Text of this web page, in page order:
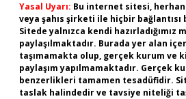
Yasal Uyarı: Bu internet sitesi,
veya şahıs şirketi ile hiçbir
Sitede yalnızca kendi hazırladığımız
paylaşılmaktadır. Burada yer alan
taşımamakta olup, gerçek kurum ve
paylaşım yapılmamaktadır. Gerçek
benzerlikleri tamamen tesadüfidir.
taslak halindedir ve tavsiye niteliği